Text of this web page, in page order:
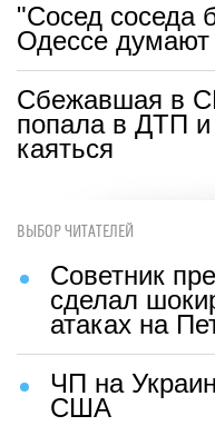
"Сосед соседа
Одессе думают
Сбежавшая в
попала в ДТП и
каяться
ВЫБОР ЧИТАТЕЛЕЙ
Советник
сделал
атаках на
ЧП на
США